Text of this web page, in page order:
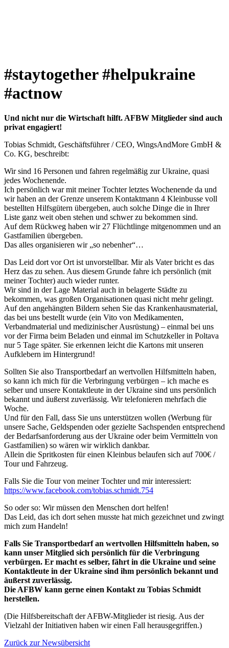
#staytogether #helpukraine
#actnow
Und nicht nur die Wirtschaft hilft. AFBW Mitglieder sind auch
privat engagiert!
Tobias Schmidt, Geschäftsführer / CEO, WingsAndMore GmbH &
Co. KG, beschreibt:
Wir sind 16 Personen und fahren regelmäßig zur Ukraine, quasi
jedes Wochenende.
Ich persönlich war mit meiner Tochter letztes Wochenende da und
wir haben an der Grenze unserem Kontaktmann 4 Kleinbusse voll
bestellten Hilfsgütern übergeben, auch solche Dinge die in Ihrer
Liste ganz weit oben stehen und schwer zu bekommen sind.
Auf dem Rückweg haben wir 27 Flüchtlinge mitgenommen und an
Gastfamilien übergeben.
Das alles organisieren wir „so nebenher“…
Das Leid dort vor Ort ist unvorstellbar. Mir als Vater bricht es das
Herz das zu sehen. Aus diesem Grunde fahre ich persönlich (mit
meiner Tochter) auch wieder runter.
Wir sind in der Lage Material auch in belagerte Städte zu
bekommen, was großen Organisationen quasi nicht mehr gelingt.
Auf den angehängten Bildern sehen Sie das Krankenhausmaterial,
das bei uns bestellt wurde (ein Vito von Medikamenten,
Verbandmaterial und medizinischer Ausrüstung) – einmal bei uns
vor der Firma beim Beladen und einmal im Schutzkeller in Poltava
nur 5 Tage später. Sie erkennen leicht die Kartons mit unseren
Aufklebern im Hintergrund!
Sollten Sie also Transportbedarf an wertvollen Hilfsmitteln haben,
so kann ich mich für die Verbringung verbürgen – ich mache es
selber und unsere Kontaktleute in der Ukraine sind uns persönlich
bekannt und äußerst zuverlässig. Wir telefonieren mehrfach die
Woche.
Und für den Fall, dass Sie uns unterstützen wollen (Werbung für
unsere Sache, Geldspenden oder gezielte Sachspenden entsprechend
der Bedarfsanforderung aus der Ukraine oder beim Vermitteln von
Gastfamilien) so wären wir wirklich dankbar.
Allein die Spritkosten für einen Kleinbus belaufen sich auf 700€ /
Tour und Fahrzeug.
Falls Sie die Tour von meiner Tochter und mir interessiert:
https://www.facebook.com/tobias.schmidt.754
So oder so: Wir müssen den Menschen dort helfen!
Das Leid, das ich dort sehen musste hat mich gezeichnet und zwingt
mich zum Handeln!
Falls Sie Transportbedarf an wertvollen Hilfsmitteln haben, so
kann unser Mitglied sich persönlich für die Verbringung
verbürgen. Er macht es selber, fährt in die Ukraine und seine
Kontaktleute in der Ukraine sind ihm persönlich bekannt und
äußerst zuverlässig.
Die AFBW kann gerne einen Kontakt zu Tobias Schmidt
herstellen.
(Die Hilfsbereitschaft der AFBW-Mitglieder ist riesig. Aus der
Vielzahl der Initiativen haben wir einen Fall herausgegriffen.)
Zurück zur Newsübersicht